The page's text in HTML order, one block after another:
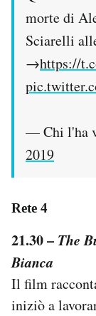
morte di
Sciarelli
→https://
— Chi l'ha
2019
Rete 4
21.30 – The
Bianca
Il film
iniziò a